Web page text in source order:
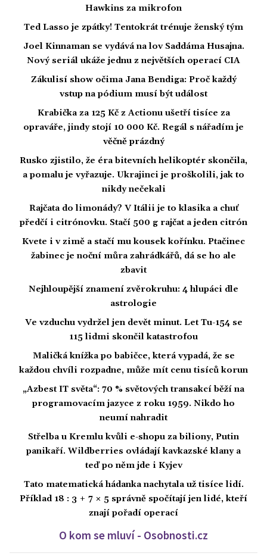
Hawkins za mikrofon
Ted Lasso je zpátky! Tentokrát trénuje ženský tým
Joel Kinnaman se vydává na lov Saddáma Husajna.
Nový seriál ukáže jednu z největších operací CIA
Zákulisí show očima Jana Bendiga: Proč každý
vstup na pódium musí být událost
Krabička za 125 Kč z Actionu ušetří tisíce za
opraváře, jindy stojí 10 000 Kč. Regál s nářadím je
věčně prázdný
Rusko zjistilo, že éra bitevních helikoptér skončila,
a pomalu je vyřazuje. Ukrajinci je proškolili, jak to
nikdy nečekali
Rajčata do limonády? V Itálii je to klasika a chuť
předčí i citrónovku. Stačí 500 g rajčat a jeden citrón
Kvete i v zimě a stačí mu kousek kořínku. Ptačinec
žabinec je noční můra zahrádkářů, dá se ho ale
zbavit
Nejhloupější znamení zvěrokruhu: 4 hlupáci dle
astrologie
Ve vzduchu vydržel jen devět minut. Let Tu-154 se
115 lidmi skončil katastrofou
Maličká knížka po babičce, která vypadá, že se
každou chvíli rozpadne, může mít cenu tisíců korun
„Azbest IT světa“: 70 % světových transakcí běží na
programovacím jazyce z roku 1959. Nikdo ho
neumí nahradit
Střelba u Kremlu kvůli e-shopu za biliony, Putin
panikaří. Wildberries ovládají kavkazské klany a
teď po něm jde i Kyjev
Tato matematická hádanka nachytala už tisíce lidí.
Příklad 18 : 3 + 7 × 5 správně spočítají jen lidé, kteří
znají pořadí operací
O kom se mluví - Osobnosti.cz